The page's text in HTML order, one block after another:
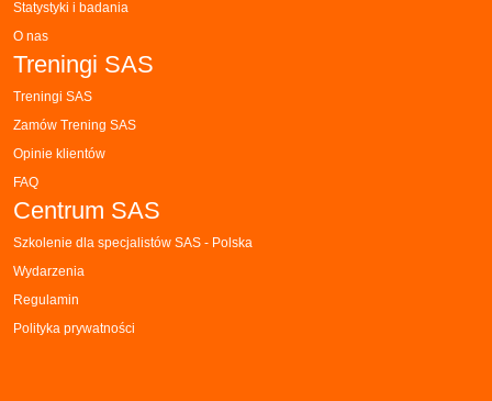
Statystyki i badania
O nas
Treningi SAS
Treningi SAS
Zamów Trening SAS
Opinie klientów
FAQ
Centrum SAS
Szkolenie dla specjalistów SAS - Polska
Wydarzenia
Regulamin
Polityka prywatności